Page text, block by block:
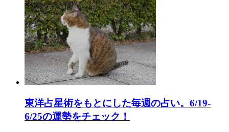
東洋占星術をもとにした毎週の占い。6/19-
6/25の運勢をチェック！